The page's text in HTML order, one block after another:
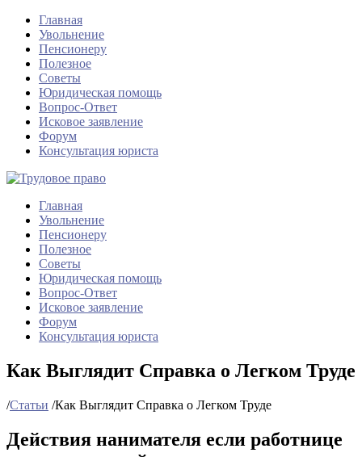
Главная
Увольнение
Пенсионеру
Полезное
Советы
Юридическая помощь
Вопрос-Ответ
Исковое заявление
Форум
Консультация юриста
Главная
Увольнение
Пенсионеру
Полезное
Советы
Юридическая помощь
Вопрос-Ответ
Исковое заявление
Форум
Консультация юриста
Как Выглядит Справка о Легком Труде
/Статьи /Как Выглядит Справка о Легком Труде
Действия нанимателя если работнице